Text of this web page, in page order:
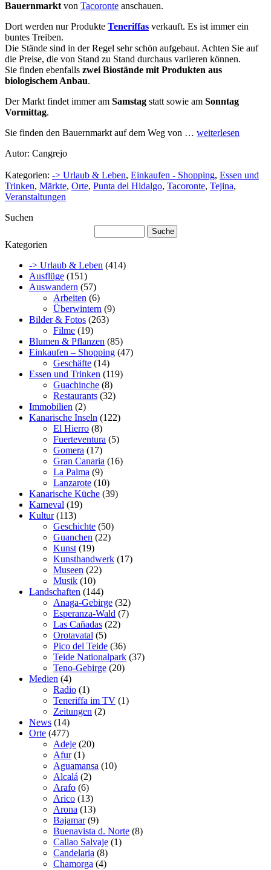
Bauernmarkt von Tacoronte anschauen.
Dort werden nur Produkte Teneriffas verkauft. Es ist immer ein
buntes Treiben.
Die Stände sind in der Regel sehr schön aufgebaut. Achten Sie auf
die Preise, die von Stand zu Stand durchaus variieren können.
Sie finden ebenfalls zwei Biostände mit Produkten aus
biologischem Anbau.
Der Markt findet immer am Samstag statt sowie am Sonntag
Vormittag.
Sie finden den Bauernmarkt auf dem Weg von … weiterlesen
Autor: Cangrejo
Kategorien: -> Urlaub & Leben, Einkaufen - Shopping, Essen und
Trinken, Märkte, Orte, Punta del Hidalgo, Tacoronte, Tejina,
Veranstaltungen
Suchen
Kategorien
-> Urlaub & Leben (414)
Ausflüge (151)
Auswandern (57)
Arbeiten (6)
Überwintern (9)
Bilder & Fotos (263)
Filme (19)
Blumen & Pflanzen (85)
Einkaufen – Shopping (47)
Geschäfte (14)
Essen und Trinken (119)
Guachinche (8)
Restaurants (32)
Immobilien (2)
Kanarische Inseln (122)
El Hierro (8)
Fuerteventura (5)
Gomera (17)
Gran Canaria (16)
La Palma (9)
Lanzarote (10)
Kanarische Küche (39)
Karneval (19)
Kultur(113)
Geschichte (50)
Guanchen (22)
Kunst (19)
Kunsthandwerk (17)
Museen (22)
Musik (10)
Landschaften (144)
Anaga-Gebirge (32)
Esperanza-Wald (7)
Las Cañadas (22)
Orotavatal (5)
Pico del Teide (36)
Teide Nationalpark (37)
Teno-Gebirge (20)
Medien (4)
Radio (1)
Teneriffa im TV (1)
Zeitungen (2)
News (14)
Orte (477)
Adeje (20)
Afur(1)
Aguamansa (10)
Alcalá (2)
Arafo (6)
Arico (13)
Arona (13)
Bajamar(9)
Buenavista d. Norte (8)
Callao Salvaje (1)
Candelaria (8)
Chamorga (4)